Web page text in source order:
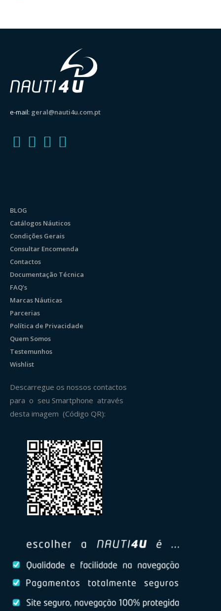
e-mail: geral@nauti4u.com.pt
BLOG
Catálogos Náuticos
Condições Gerais
Consultar Encomenda
Contactos
Documentação Técnica
FAQ’s
Marcas Náuticas
Parcerias
Política de Privacidade
Quem Somos
Testemunhos
Wishlist
Descarregue os nossos contactos
para o seu Smartphone através
desta imagem (Código QR):